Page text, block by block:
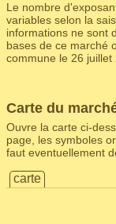
Le nombre
variables selon la
informations ne sont
bases de ce marché
commune le 26 juillet
Carte du
Ouvre la carte ci-
page, les symboles
faut eventuellement
carte